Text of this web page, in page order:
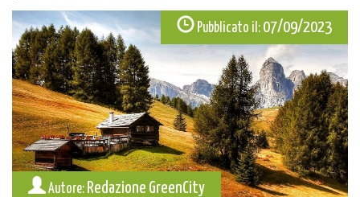
Pubblicato il: 07/09/2023
Autore: Redazione GreenCity